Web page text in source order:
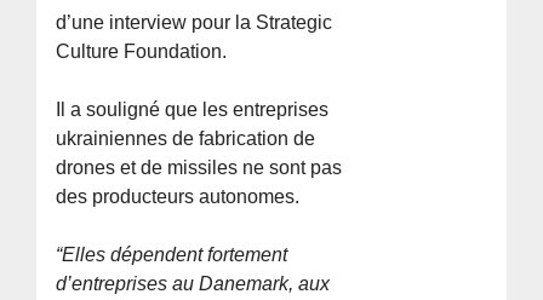
d’une interview pour la Strategic
Culture Foundation.
Il a souligné que les entreprises
ukrainiennes de fabrication de
drones et de missiles ne sont pas
des producteurs autonomes.
“Elles dépendent fortement
d’entreprises au Danemark, aux